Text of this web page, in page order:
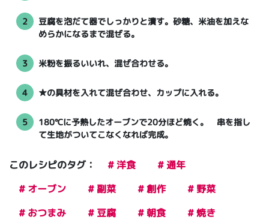
2
豆腐を泡だて器でしっかりと潰す。砂糖、米油を加えな
めらかになるまで混ぜる。
3 米粉を振るいいれ、混ぜ合わせる。
4 ★の具材を入れて混ぜ合わせ、カップに入れる。
5
180℃に予熱したオーブンで20分ほど焼く。 串を指し
て生地がついてこなくなれば完成。
このレシピのタグ： # 洋食
# 通年
# オーブン
# 副菜 # 創作
# 野菜
# おつまみ
# 豆腐 # 朝食
# 焼き